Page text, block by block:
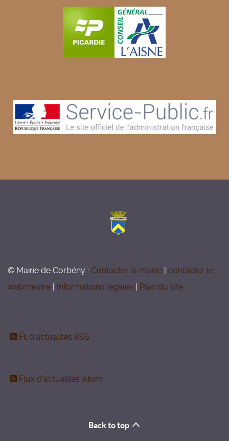
© Mairie de Corbény : Contacter la mairie | contacter le
webmestre | Informations légales | Plan du site
Fil d'actualités RSS
Flux d'actualités Atom
Back to top